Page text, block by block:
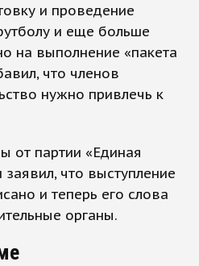
и проведение
и еще больше
на выполнение «пакета
что членов
нужно привлечь к
от партии «Единая
что выступление
и теперь его слова
органы.